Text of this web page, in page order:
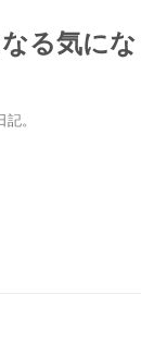
る気にな
。